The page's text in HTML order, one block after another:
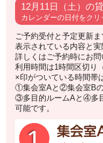
12月11日（土）の
カレンダーの日付をクリ
ご予約受付と予定更新
表示されている内容と実
詳しくはご予約時にお問
利用時間は1時間区切り
×印がついている時間帯
①集会室Aと②集会室Bの
③多目的ルームAと④多
可能です。